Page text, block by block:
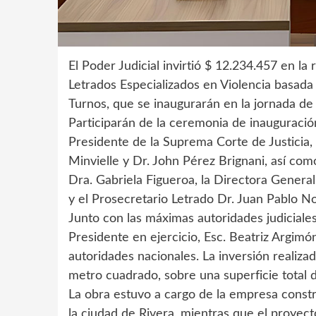
El Poder Judicial invirtió $ 12.234.457 en
Letrados Especializados en Violencia
Turnos, que se inaugurarán en la jornada
Participarán de la ceremonia de
Presidente de la Suprema Corte de
Minvielle y Dr. John Pérez Brignani, así
Dra. Gabriela Figueroa, la Directora
y el Prosecretario Letrado Dr. Juan Pablo
Junto con las máximas autoridades
Presidente en ejercicio, Esc. Beatriz
autoridades nacionales. La inversión
metro cuadrado, sobre una superficie total
La obra estuvo a cargo de la empresa